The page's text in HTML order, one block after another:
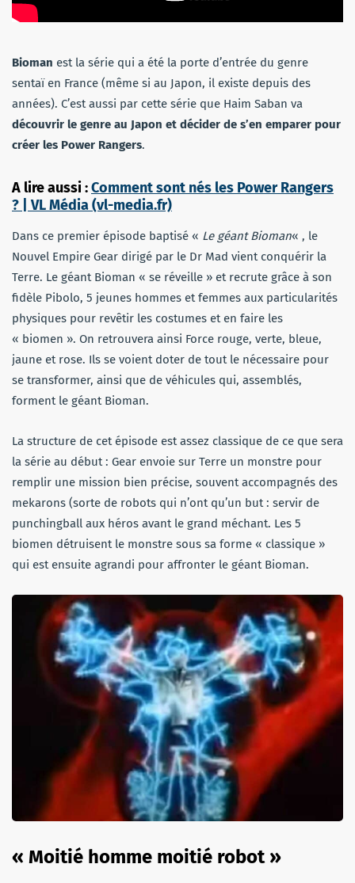
Bioman est la série qui a été la porte d’entrée du genre
sentaï en France (même si au Japon, il existe depuis des
années). C’est aussi par cette série que Haim Saban va
découvrir le genre au Japon et décider de s’en emparer pour
créer les Power Rangers.
A lire aussi :Comment sont nés les Power Rangers
? | VL Média (vl-media.fr)
Dans ce premier épisode baptisé « Le géant Bioman« , le
Nouvel Empire Gear dirigé par le Dr Mad vient conquérir la
Terre. Le géant Bioman « se réveille » et recrute grâce à son
fidèle Pibolo, 5 jeunes hommes et femmes aux particularités
physiques pour revêtir les costumes et en faire les
« biomen ». On retrouvera ainsi Force rouge, verte, bleue,
jaune et rose. Ils se voient doter de tout le nécessaire pour
se transformer, ainsi que de véhicules qui, assemblés,
forment le géant Bioman.
La structure de cet épisode est assez classique de ce que sera
la série au début : Gear envoie sur Terre un monstre pour
remplir une mission bien précise, souvent accompagnés des
mekarons (sorte de robots qui n’ont qu’un but : servir de
punchingball aux héros avant le grand méchant. Les 5
biomen détruisent le monstre sous sa forme « classique »
qui est ensuite agrandi pour affronter le géant Bioman.
« Moitié homme moitié robot »